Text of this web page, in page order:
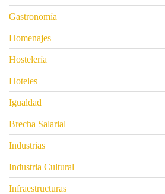
Gastronomía
Homenajes
Hostelería
Hoteles
Igualdad
Brecha Salarial
Industrias
Industria Cultural
Infraestructuras